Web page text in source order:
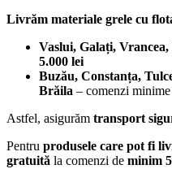
Livrăm materiale grele cu
Vaslui, Galați, Vrancea,
5.000 lei
Buzău, Constanța,
Brăila – comenzi minime
Astfel, asigurăm transport
Pentru produsele care pot fi
gratuită la comenzi de minim